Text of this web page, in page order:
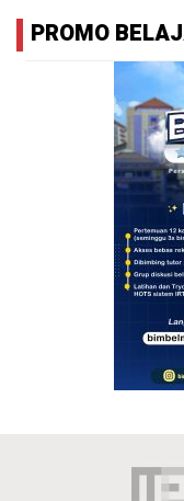
PROMO